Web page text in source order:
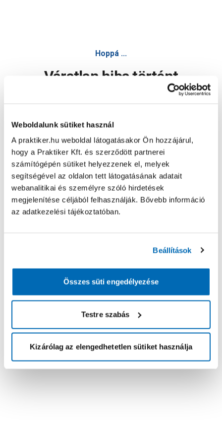
Weboldalunk sütiket használ
A praktiker.hu weboldal látogatásakor Ön hozzájárul,
hogy a Praktiker Kft. és szerződött partnerei
számítógépén sütiket helyezzenek el, melyek
segítségével az oldalon tett látogatásának adatait
webanalitikai és személyre szóló hirdetések
megjelenítése céljából felhasználják. Bővebb információ
az adatkezelési tájékoztatóban.
Beállítások
Összes süti engedélyezése
Testre szabás
Kizárólag az elengedhetetlen sütiket használja
Hoppá ...
Váratlan hiba történt
Oldal újratöltése